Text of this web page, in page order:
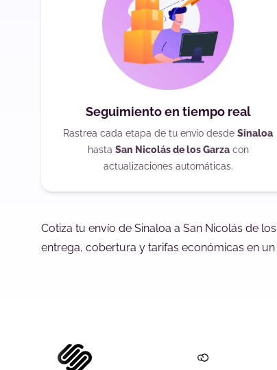
Seguimiento en tiempo real
Rastrea cada etapa de tu envío desdeSinaloa
hasta San Nicolás de los Garzacon
actualizaciones automáticas.
Cotiza tu envío de Sinaloa a San Nicolás de
entrega, cobertura y tarifas económicas en un